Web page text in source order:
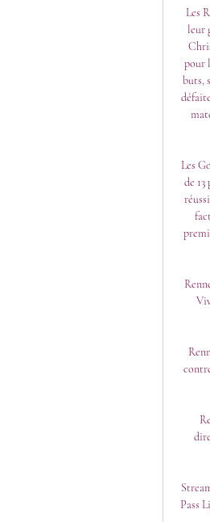
Les
leur
pour
buts,
Les
de
Pass